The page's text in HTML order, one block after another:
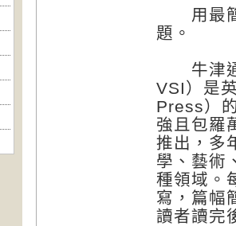
用最簡
題。
牛津通
VSI）是
Press）
強且包羅
推出，多
學、藝術
種領域。
寫，篇幅
讀者讀完